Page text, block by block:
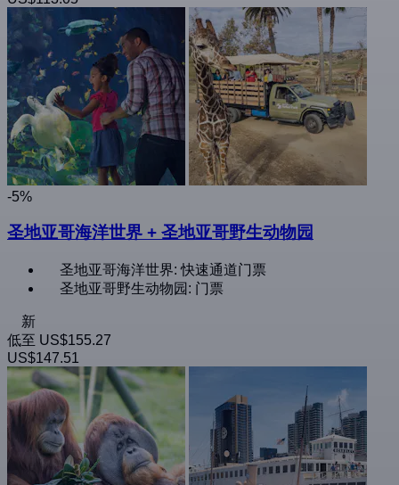
-5%
圣地亚哥海洋世界 + 圣地亚哥野生动物园
圣地亚哥海洋世界: 快速通道门票
圣地亚哥野生动物园: 门票
新
低至 US$155.27
US$147.51